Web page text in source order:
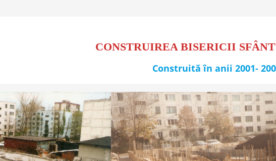
CONSTRUIREA BISERICII
Construită în anii 2001-